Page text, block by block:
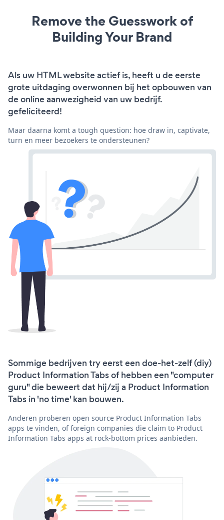
Remove the Guesswork of
Building Your Brand
Als uw HTML website actief is, heeft u de eerste
grote uitdaging overwonnen bij het opbouwen van
de online aanwezigheid van uw bedrijf.
gefeliciteerd!
Maar daarna komt a tough question: hoe draw in, captivate,
turn en meer bezoekers te ondersteunen?
Sommige bedrijven try eerst een doe-het-zelf (diy)
Product Information Tabs of hebben een "computer
guru" die beweert dat hij/zij a Product Information
Tabs in 'no time' kan bouwen.
Anderen proberen open source Product Information Tabs
apps te vinden, of foreign companies die claim to Product
Information Tabs apps at rock-bottom prices aanbieden.